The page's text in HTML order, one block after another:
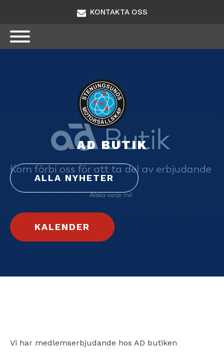
KONTAKTA OSS
AD BUTIK
ALLA NYHETER
KALENDER
Vi har medlemserbjudande hos AD butiken